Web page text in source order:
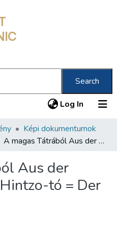
Search
Log In (current)
Képi dokumentumok
A magas Tátrából Aus der hohen Tátra : A Hintzo-tó = Der Hintzo-See /
Aus der
tó = Der